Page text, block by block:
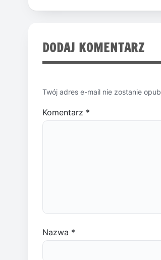
DODAJ KOMENTARZ
Twój adres e-mail nie zostanie
Komentarz *
Nazwa *